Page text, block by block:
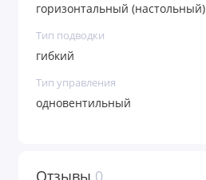
горизонтальный (настольный)
Тип подводки
гибкий
Тип управления
одновентильный